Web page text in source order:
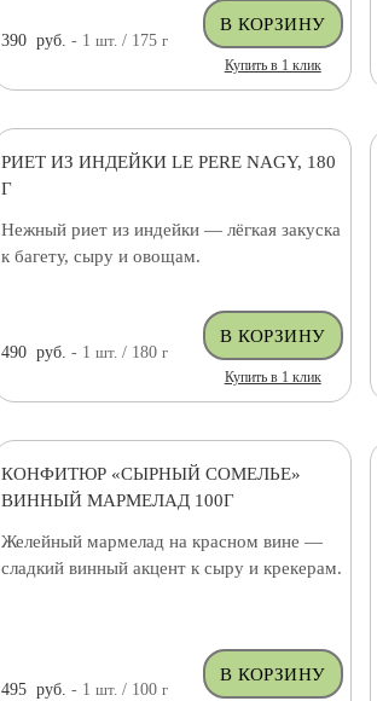
390 руб. - 1 шт. / 175 г
Купить в 1 клик
РИЕТ ИЗ ИНДЕЙКИ LE PERE NAGY, 180
Г
Нежный риет из индейки — лёгкая закуска
к багету, сыру и овощам.
490 руб. - 1 шт. / 180 г
Купить в 1 клик
КОНФИТЮР «СЫРНЫЙ СОМЕЛЬЕ»
ВИННЫЙ МАРМЕЛАД 100Г
Желейный мармелад на красном вине —
сладкий винный акцент к сыру и крекерам.
495 руб. - 1 шт./ 100 г